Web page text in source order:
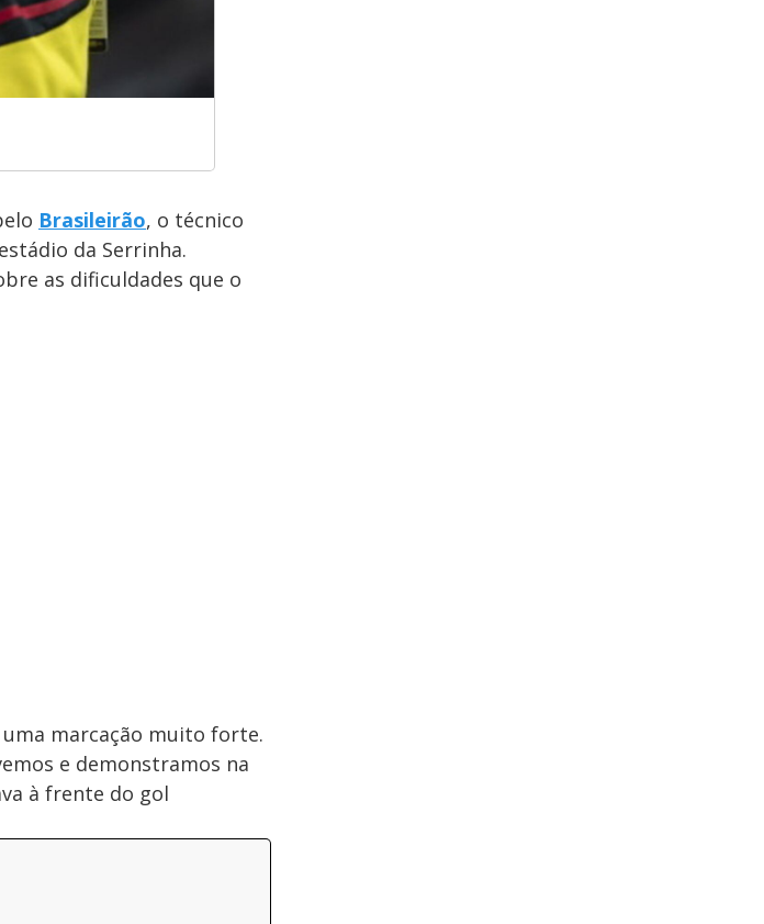
Brasileirão, o técnico
da Serrinha.
as dificuldades que o
marcação muito forte.
e demonstramos na
à frente do gol